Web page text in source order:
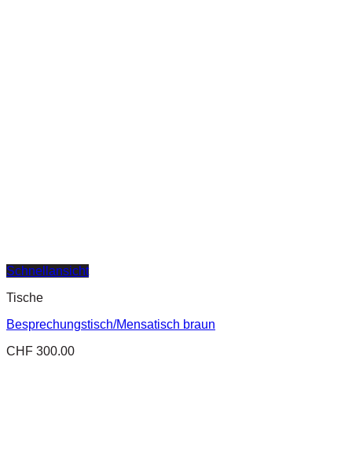
Schnellansicht
Tische
Besprechungstisch/Mensatisch braun
CHF 300.00